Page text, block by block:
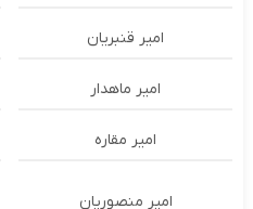
امیر قنبریان
امیر ماهدار
امیر مقاره
امیر منصوریان